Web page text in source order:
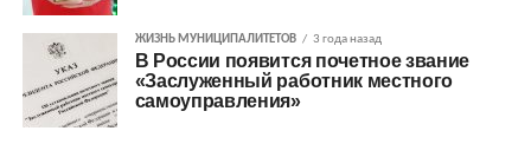
ЖИЗНЬ МУНИЦИПАЛИТЕТОВ 3 года назад
В России появится почетное звание
«Заслуженный работник местного
самоуправления»